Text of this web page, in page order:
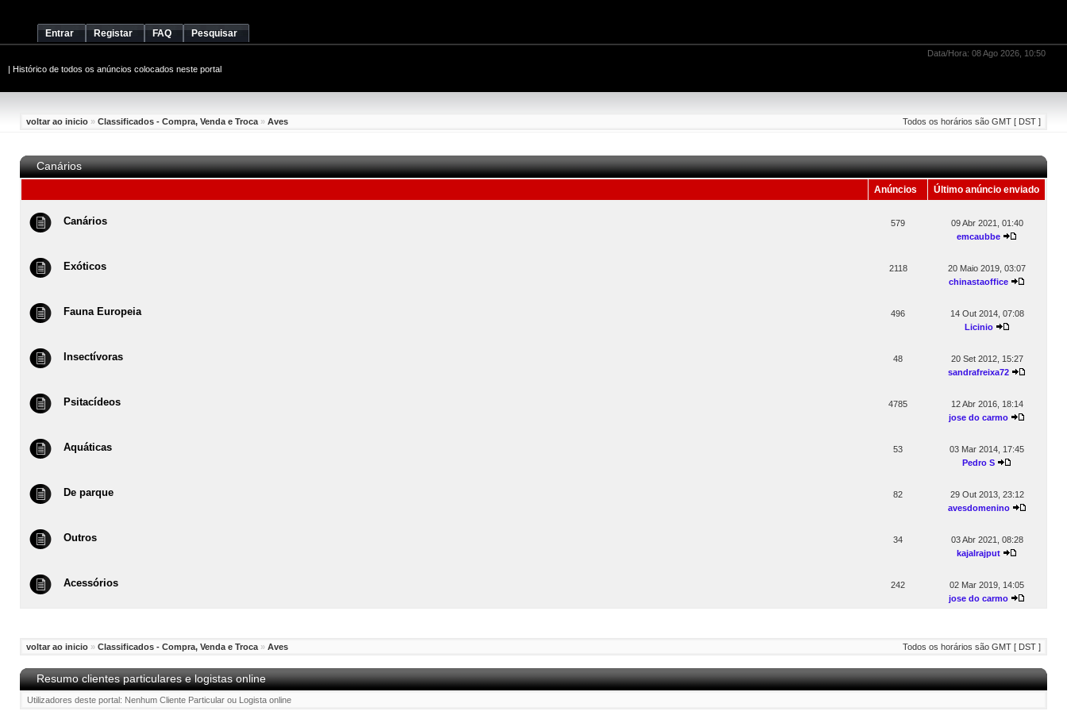
Entrar Registar FAQ Pesquisar
Data/Hora: 08 Ago 2026, 10:50
| Histórico de todos os anúncios colocados neste portal
voltar ao inicio » Classificados - Compra, Venda e Troca » Aves Todos os horários são GMT [ DST ]
Canários
Anúncios Último anúncio enviado
Canários 579
09 Abr 2021, 01:40
emcaubbe
Exóticos 2118
20 Maio 2019, 03:07
chinastaoffice
Fauna Europeia 496
14 Out 2014, 07:08
Licinio
Insectívoras 48
20 Set 2012, 15:27
sandrafreixa72
Psitacídeos 4785
12 Abr 2016, 18:14
jose do carmo
Aquáticas 53
03 Mar 2014, 17:45
Pedro S
De parque 82
29 Out 2013, 23:12
avesdomenino
Outros 34
03 Abr 2021, 08:28
kajalrajput
Acessórios 242
02 Mar 2019, 14:05
jose do carmo
voltar ao inicio » Classificados - Compra, Venda e Troca » Aves Todos os horários são GMT [ DST ]
Resumo clientes particulares e logistas online
Utilizadores deste portal: Nenhum Cliente Particular ou Logista online